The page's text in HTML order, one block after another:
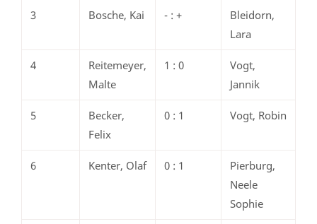
3 Bosche, Kai - : +
Bleidorn,
Lara
4
Reitemeyer,
Malte
1 : 0
Vogt,
Jannik
5
Becker,
Felix
0 : 1 Vogt, Robin
6 Kenter, Olaf 0 : 1
Pierburg,
Neele
Sophie